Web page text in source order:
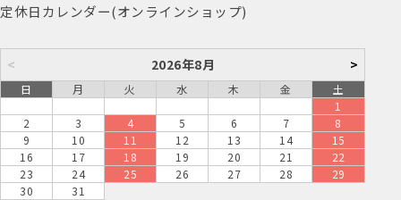
定休日カレンダー(オンラインショップ)
< 2026年8月 >
日 月 火 水 木 金
土
1
2
3 4 5 6 7
8
9
10 11 12 13 14
15
16
17 18 19 20 21
22
23
24 25 26 27 28
29
30
31